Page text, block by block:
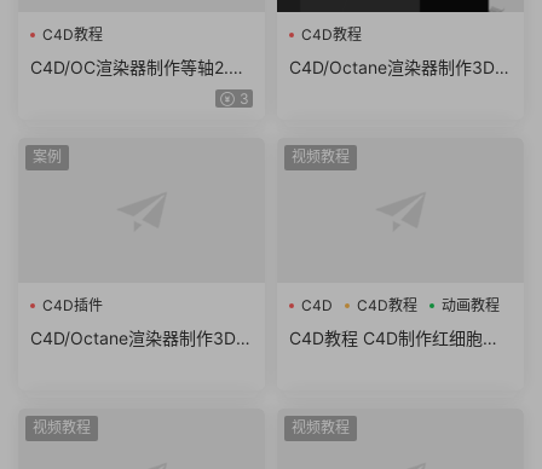
C4D教程
C4D/OC渲染器制作等轴2.5D
房子建模渲染教程How to Ma
3
C4D教程
C4D/Octane渲染器制作3D色
案例
C4D插件
C4D/Octane渲染器制作3D色
视频教程
C4D C4D教程 动画教程
C4D教程 C4D制作红细胞血
视频教程 视频教程